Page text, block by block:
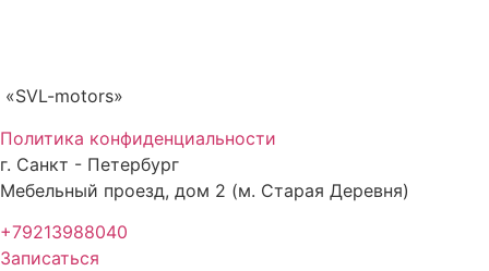
«SVL-motors»
Политика конфиденциальности
г. Санкт - Петербург
Мебельный проезд, дом 2 (м. Старая Деревня)
+79213988040
Записаться